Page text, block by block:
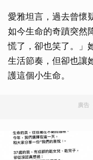
愛雅坦言，過去曾懷
如今生命的奇蹟突然
慌了，卻也笑了。」
生活節奏，但卻也讓
護這個小生命。
廣告